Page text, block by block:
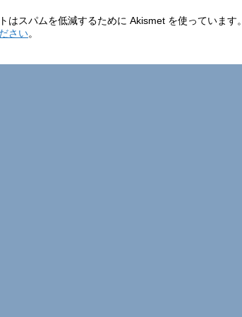
はスパムを低減するために Akismet を使っています。
さい。